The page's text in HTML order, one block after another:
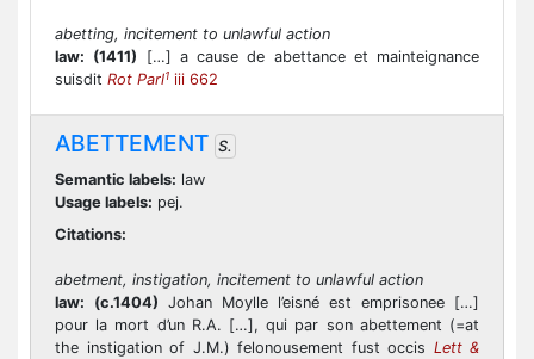
abetting, incitement to unlawful action
law: (1411) […] a cause de abettance et mainteignance
suisdit Rot Parl1 iii 662
ABETTEMENT S.
Semantic labels: law
Usage labels: pej.
Citations:
abetment, instigation, incitement to unlawful action
law:
(c.1404) Johan Moylle l’eisné est emprisonee […]
pour la mort d’un R.A. […], qui par son abettement (=at
the instigation of J.M.) felonousement fust occis Lett &